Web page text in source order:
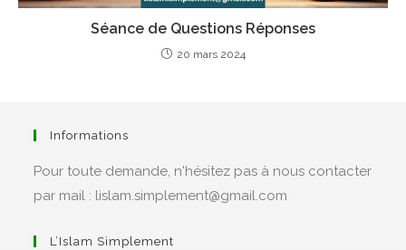
Séance de Questions Réponses
20 mars 2024
Informations
Pour toute demande, n'hésitez pas à nous contacter
par mail : lislam.simplement@gmail.com
L’Islam Simplement